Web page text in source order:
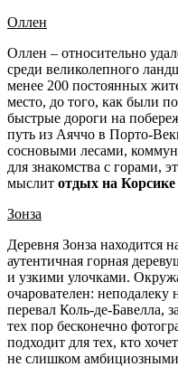
Оллен
Оллен – относительно
среди великолепного
менее 200 постоянных
место, до того, как были
быстрые дороги на
путь из Аяччо в Порто-
сосновыми лесами,
для знакомства с горами,
мыслит отдых на Корсике
Зонза
Деревня Зонза находится
аутентичная горная
и узкими улочками.
очарователен:
перевал Коль-де-Бавелла,
тех пор бесконечно
подходит для тех, кто
не слишком